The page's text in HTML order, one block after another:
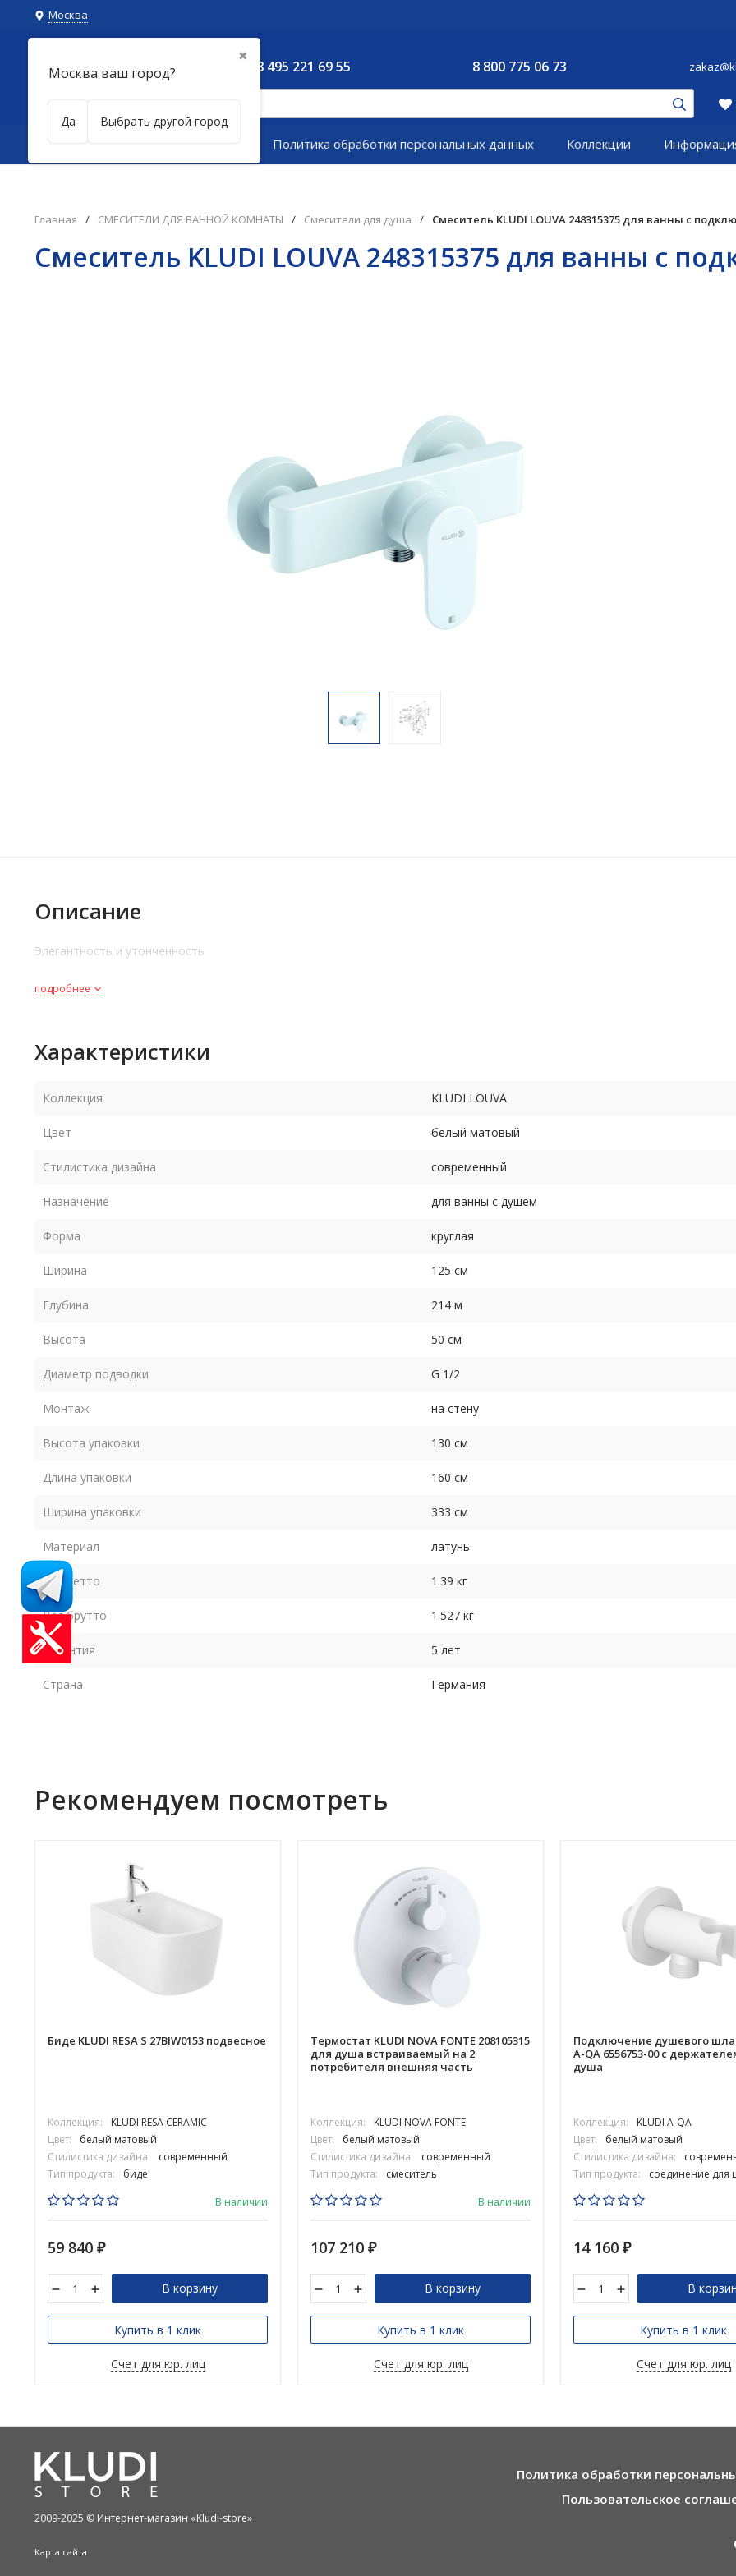
Москва
✖
Москва ваш город?
Да Выбрать другой город
8 495 221 69 55 8 800 775 06 73
Каталог товаров Политика обработки персональных данных Коллекции
Главная / СМЕСИТЕЛИ ДЛЯ ВАННОЙ КОМНАТЫ / Смесители для душа / Смеситель KLUDI LOUVA 248315375 для ванны с
Смеситель KLUDI LOUVA 248315375 для ванны с
Описание
Элегантность и утонченность
подробнее
Характеристики
Коллекция KLUDI LOUVA
Цвет белый матовый
Стилистика дизайна современный
Назначение для ванны с душем
Форма круглая
Ширина 125 см
Глубина 214 м
Высота 50 см
Диаметр подводки G 1/2
Монтаж на стену
Высота упаковки 130 см
Длина упаковки 160 см
Ширина упаковки 333 см
Материал латунь
Вес нетто 1.39 кг
Вес брутто 1.527 кг
Гарантия 5 лет
Страна Германия
Рекомендуем посмотреть
Биде KLUDI RESA S 27BIW0153 подвесное
Коллекция:
KLUDI RESA CERAMIC
Цвет:
белый матовый
Стилистика дизайна:
современный
Тип продукта:
биде
В наличии
59 840 ₽
В корзину
Купить в 1 клик
Счет для юр. лиц
Термостат KLUDI NOVA FONTE 208105315
для душа встраиваемый на 2
потребителя внешняя часть
Коллекция:
KLUDI NOVA FONTE
Цвет:
белый матовый
Стилистика дизайна:
современный
Тип продукта:
смеситель
В наличии
107 210 ₽
В корзину
Купить в 1 клик
Счет для юр. лиц
Подключение душевого
A-QA 6556753-00 с
душа
Коллекция:
KLUDI A-QA
Цвет:
белый матовый
Стилистика дизайна:
Тип продукта:
соединение для
14 160 ₽
В
Купить в 1 клик
Счет для юр. лиц
2009-2025 © Интернет-магазин «Kludi-store»
Карта сайта
Политика обработки
Пользовательское